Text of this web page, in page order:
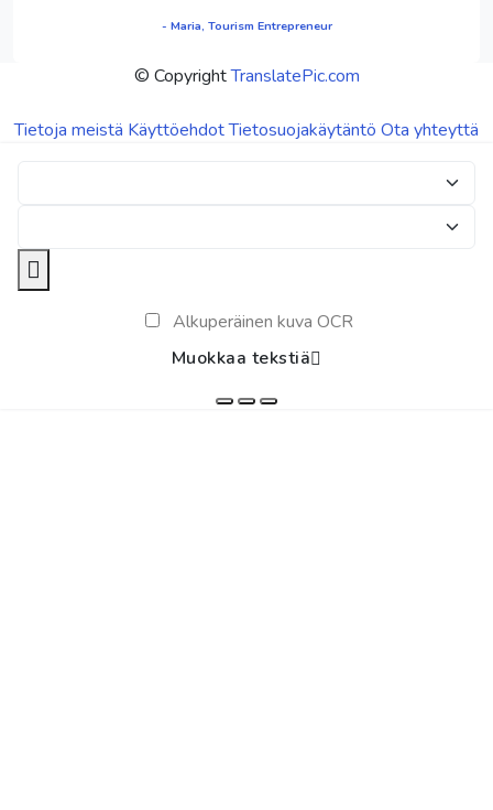
- Maria, Tourism Entrepreneur
© CopyrightTranslatePic.com
Tietoja meistä KäyttöehdotTietosuojakäytäntö Ota yhteyttä
Alkuperäinen kuva OCR
Muokkaa tekstiä